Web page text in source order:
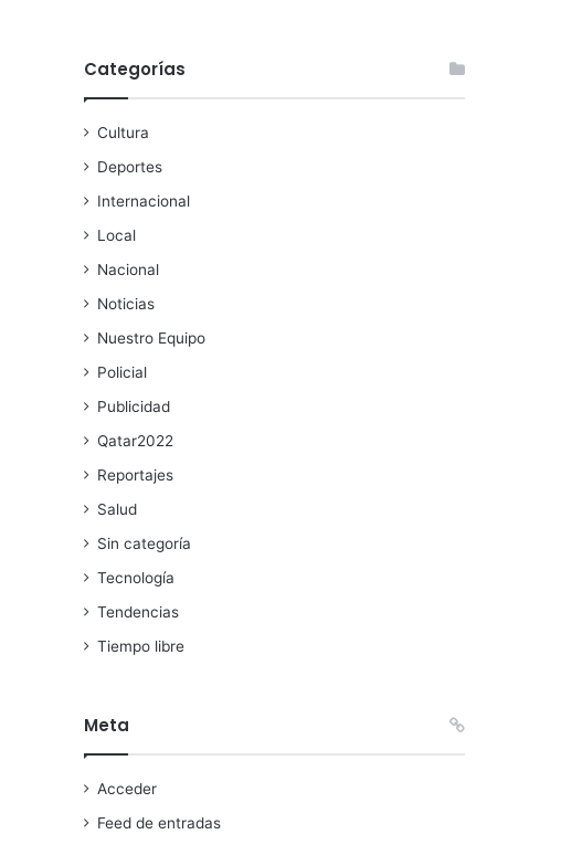
Categorías
Cultura
Deportes
Internacional
Local
Nacional
Noticias
Nuestro Equipo
Policial
Publicidad
Qatar2022
Reportajes
Salud
Sin categoría
Tecnología
Tendencias
Tiempo libre
Meta
Acceder
Feed de entradas